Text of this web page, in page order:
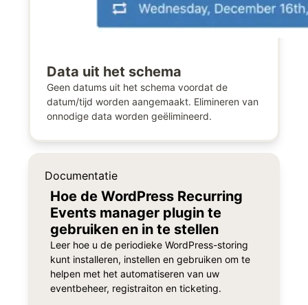
Data uit het schema
Geen datums uit het schema voordat de
datum/tijd worden aangemaakt. Elimineren van
onnodige data worden geëlimineerd.
Documentatie
Hoe de WordPress Recurring
Events manager plugin te
gebruiken en in te stellen
Leer hoe u de periodieke WordPress-storing
kunt installeren, instellen en gebruiken om te
helpen met het automatiseren van uw
eventbeheer, registraiton en ticketing.